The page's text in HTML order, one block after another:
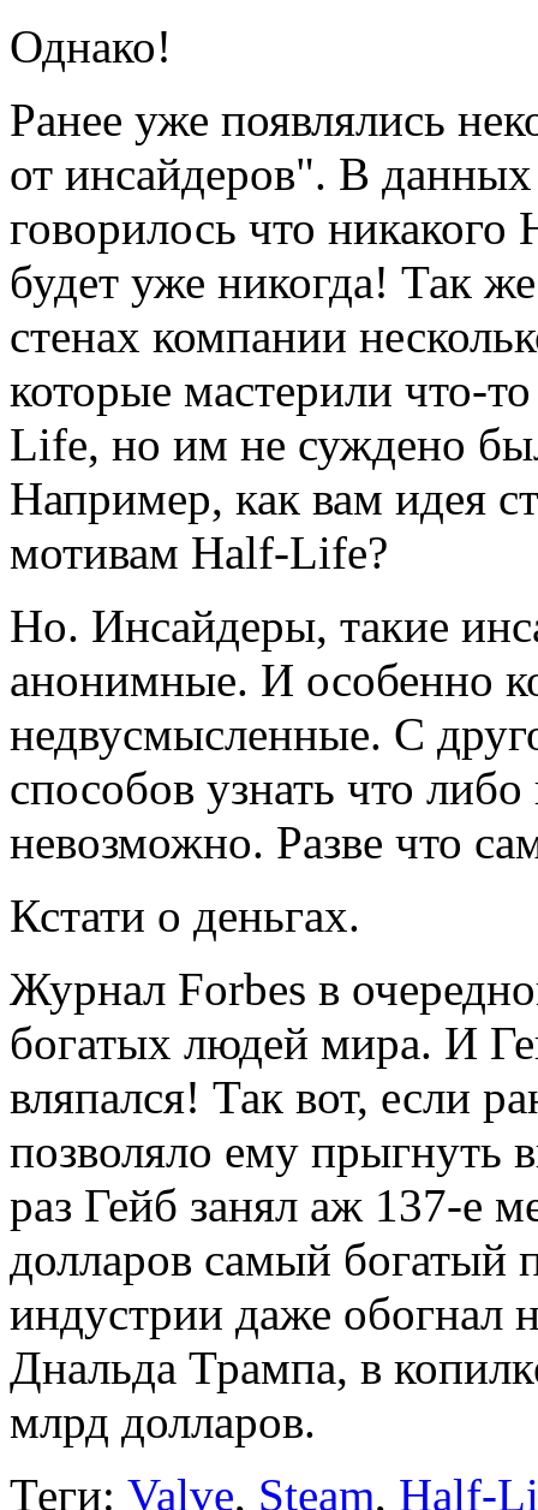
Однако!
Ранее уже появлялись
от инсайдеров". В данных
говорилось что
будет уже никогда! Так
стенах компании
которые мастерили что-
Life, но им не суждено
Например, как вам идея
мотивам Half-Life?
Но. Инсайдеры, такие
анонимные. И особенно
недвусмысленные. С
способов узнать что либо
невозможно. Разве что
Кстати о деньгах.
Журнал Forbes в
богатых людей мира. И
вляпался! Так вот, если
позволяло ему прыгнуть
раз Гейб занял аж 137-е
долларов самый богатый
индустрии даже
Днальда Трампа, в
млрд долларов.
Теги: Valve, Steam, Half-